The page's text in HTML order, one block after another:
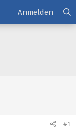
Anmelden
#1